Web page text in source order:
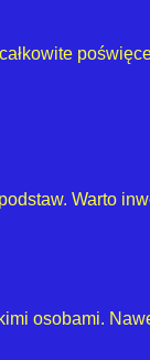
Warto
osobami.